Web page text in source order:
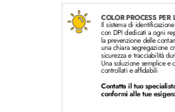
COLOR PROCESS PER
Il sistema di
con DPI dedicati a ogni
la prevenzione delle
una chiara segregazione
sicurezza e tracciabilità
Una soluzione semplice e
controllati e affidabili
Contatta il tuo
conformi alle tue